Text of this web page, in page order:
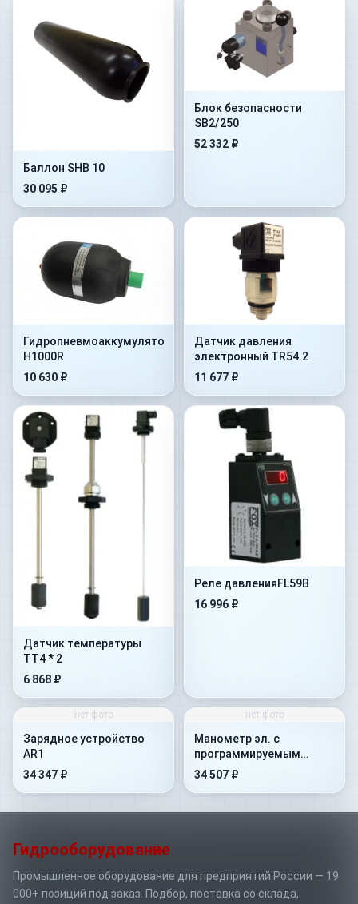
Баллон SHB 10
30 095 ₽
Блок безопасности
SB2/250
52 332 ₽
Гидропневмоаккумулятор
H1000R
10 630 ₽
Датчик давления
электронный TR54.2
11 677 ₽
Датчик температуры
TT4 * 2
6 868 ₽
Реле давленияFL59B
16 996 ₽
нет фото
Зарядное устройство
AR1
34 347 ₽
нет фото
Манометр эл. с
программируемым
выходом KRD54
34 507 ₽
Гидрооборудование
Промышленное оборудование для предприятий России — 19
000+ позиций под заказ. Подбор, поставка со склада,